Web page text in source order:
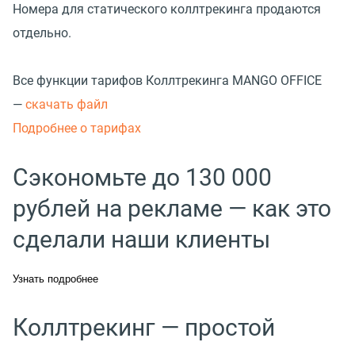
Номера для статического коллтрекинга продаются
отдельно.
Все функции тарифов Коллтрекинга MANGO OFFICE
— скачать файл
Подробнее о тарифах
Сэкономьте до 130 000
рублей на рекламе — как это
сделали наши клиенты
Узнать подробнее
Коллтрекинг — простой